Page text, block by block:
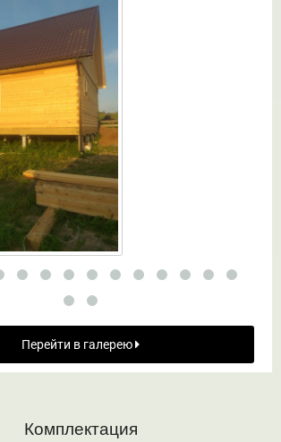
Перейти в галерею
Комплектация